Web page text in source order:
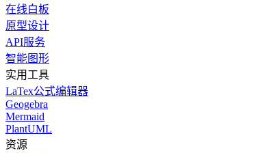
在线白板
原型设计
API服务
智能图形
实用工具
LaTex公式编辑器
Geogebra
Mermaid
PlantUML
资源